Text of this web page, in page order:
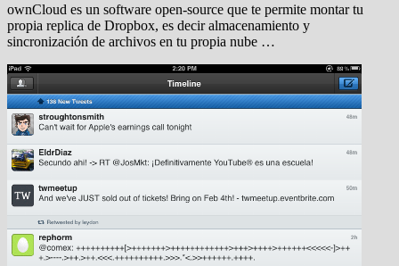
ownCloud es un software open-source que te permite montar tu
propia replica de Dropbox, es decir almacenamiento y
sincronización de archivos en tu propia nube …